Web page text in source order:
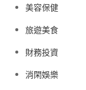
美容保健
旅遊美食
財務投資
消閑娛樂